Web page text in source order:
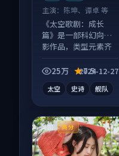
主演： 陈坤、谭卓 等
《太空歌剧：成长
篇》是一部科幻向电
影作品，类型元素齐
沓。25万 7.5
2024-12-27
太空 史诗 舰队
美国 高分